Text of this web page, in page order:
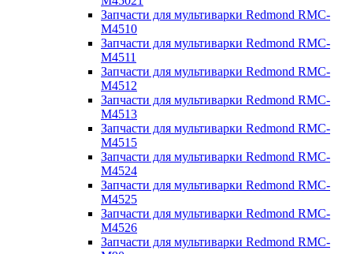
Запчасти для мультиварки Redmond RMC-
M4510
Запчасти для мультиварки Redmond RMC-
M4511
Запчасти для мультиварки Redmond RMC-
M4512
Запчасти для мультиварки Redmond RMC-
M4513
Запчасти для мультиварки Redmond RMC-
M4515
Запчасти для мультиварки Redmond RMC-
M4524
Запчасти для мультиварки Redmond RMC-
M4525
Запчасти для мультиварки Redmond RMC-
M4526
Запчасти для мультиварки Redmond RMC-